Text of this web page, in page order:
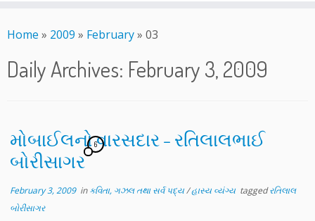
toHome » 2009 » February» 03
Daily Archives: February 3, 2009
મોબાઈલનો વારસદાર – રતિલાલભાઈ
બોરીસાગર
6
February 3, 2009inકવિતા, ગઝલ તથા સર્વ પદ્ય/હાસ્ય વ્યંગ્ય taggedરતિલાલ
બોરીસાગર